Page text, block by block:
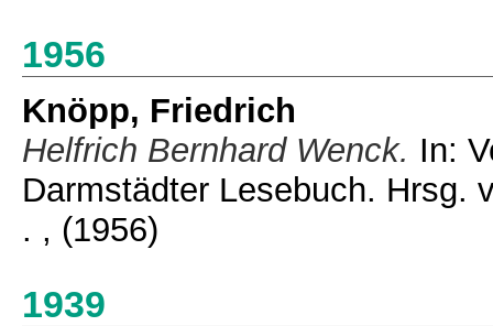
1956
Knöpp, Friedrich
Helfrich Bernhard Wenck. In:
Darmstädter Lesebuch. Hrsg.
. , (1956)
1939